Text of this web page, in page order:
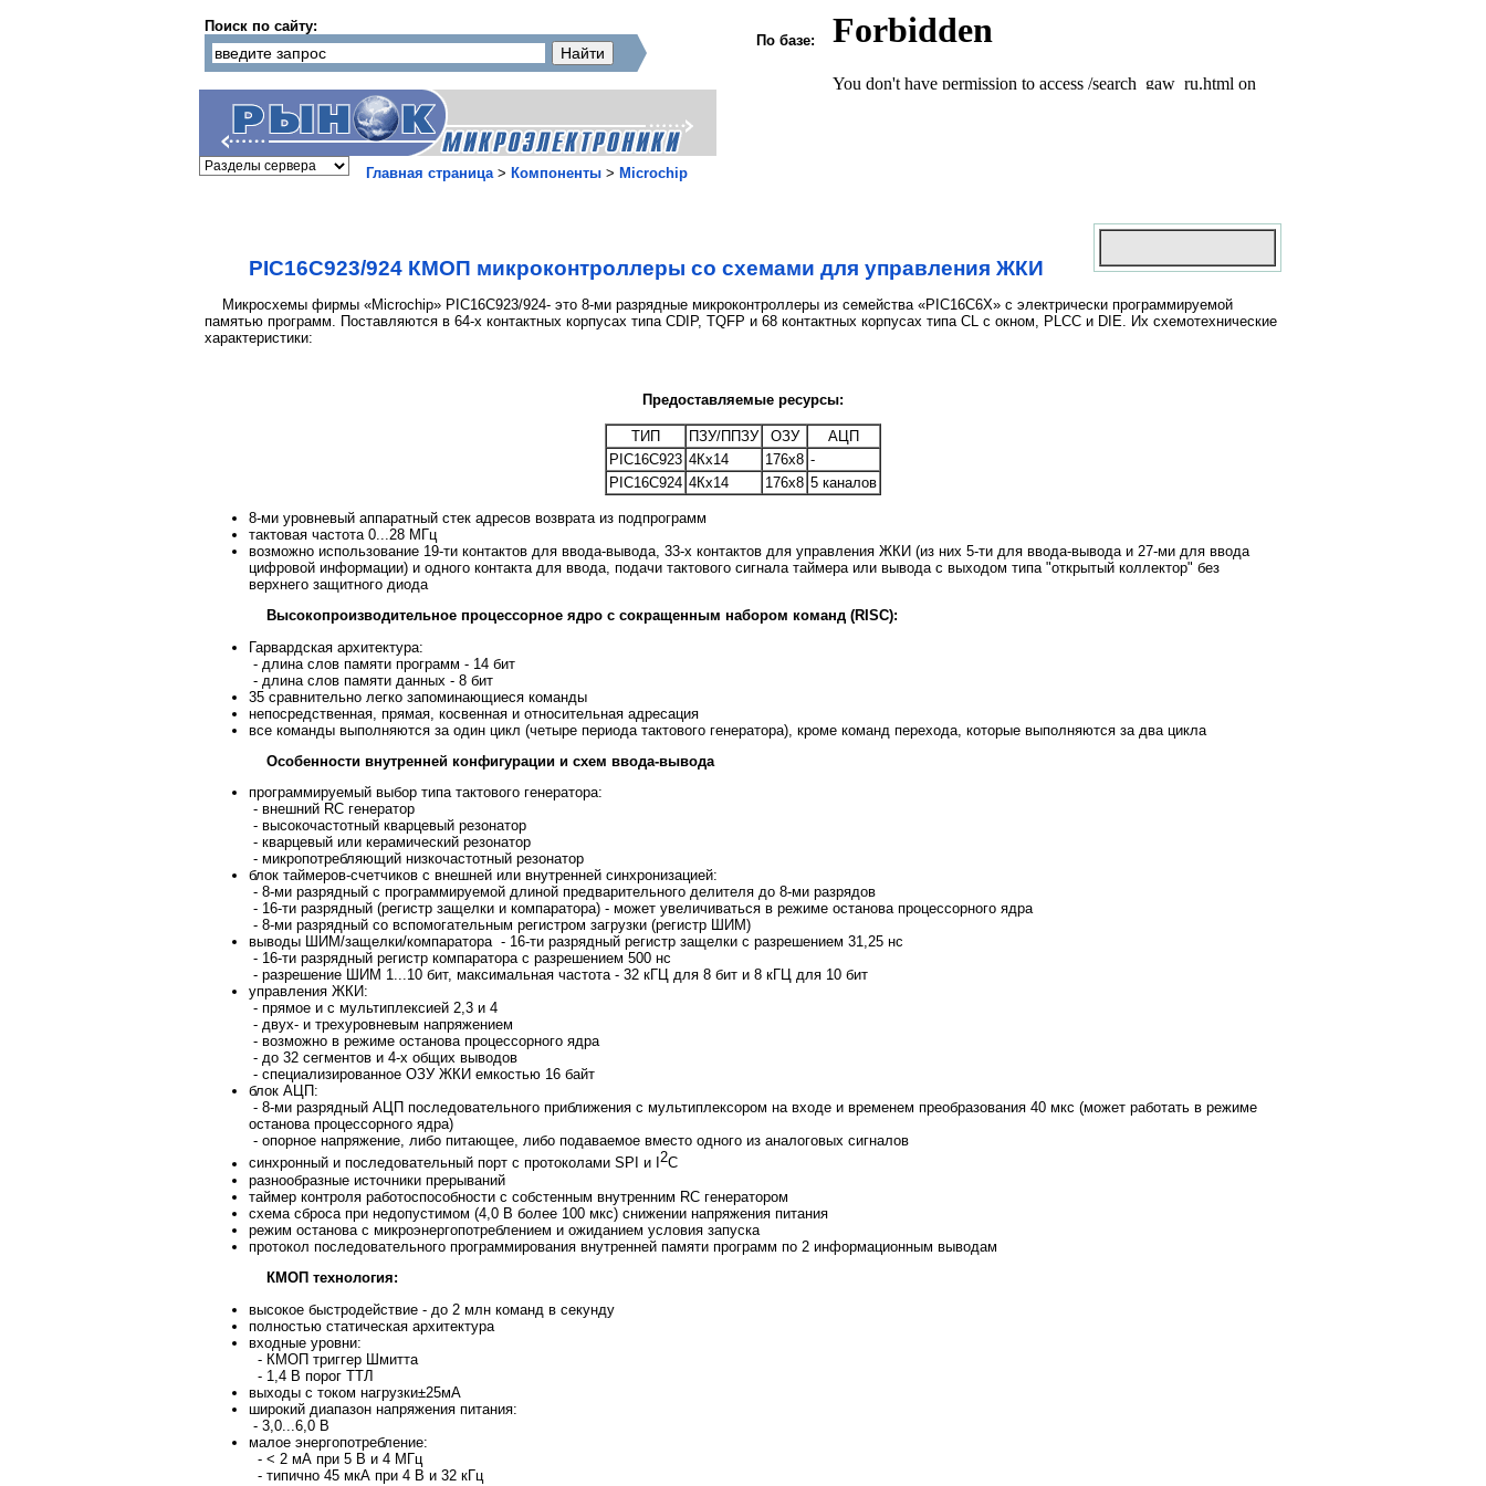
Поиск по сайту:
По базе:
Главная страница> Компоненты > Microchip
PIC16C923/924 КМОП микроконтроллеры со схемами для управления ЖКИ
Микросхемы фирмы «Microchip» PIC16C923/924- это 8-ми разрядные микроконтроллеры из семейства «PIC16C6X» с электрически программируемой
памятью программ. Поставляются в 64-х контактных корпусах типа CDIP, TQFP и 68 контактных корпусах типа CL с окном, PLCC и DIE. Их схемотехнические
характеристики:
Предоставляемые ресурсы:
ТИП ПЗУ/ППЗУ ОЗУ
АЦП
PIC16C923 4Кх14 176х8 -
PIC16C924 4Кх14 176х8 5 каналов
8-ми уровневый аппаратный стек адресов возврата из подпрограмм
тактовая частота 0...28 МГц
возможно использование 19-ти контактов для ввода-вывода, 33-х контактов для управления ЖКИ (из них 5-ти для ввода-вывода и 27-ми для ввода
цифровой информации) и одного контакта для ввода, подачи тактового сигнала таймера или вывода с выходом типа "открытый коллектор" без
верхнего защитного диода
Высокопроизводительное процессорное ядро с сокращенным набором команд (RISC):
Гарвардская архитектура:
- длина слов памяти программ - 14 бит
- длина слов памяти данных - 8 бит
35 сравнительно легко запоминающиеся команды
непосредственная, прямая, косвенная и относительная адресация
все команды выполняются за один цикл (четыре периода тактового генератора), кроме команд перехода, которые выполняются за два цикла
Особенности внутренней конфигурации и схем ввода-вывода
программируемый выбор типа тактового генератора:
- внешний RC генератор
- высокочастотный кварцевый резонатор
- кварцевый или керамический резонатор
- микропотребляющий низкочастотный резонатор
блок таймеров-счетчиков с внешней или внутренней синхронизацией:
- 8-ми разрядный с программируемой длиной предварительного делителя до 8-ми разрядов
- 16-ти разрядный (регистр защелки и компаратора) - может увеличиваться в режиме останова процессорного ядра
- 8-ми разрядный со вспомогательным регистром загрузки (регистр ШИМ)
выводы ШИМ/защелки/компаратора - 16-ти разрядный регистр защелки с разрешением 31,25 нс
- 16-ти разрядный регистр компаратора с разрешением 500 нс
- разрешение ШИМ 1...10 бит, максимальная частота - 32 кГЦ для 8 бит и 8 кГЦ для 10 бит
управления ЖКИ:
- прямое и с мультиплексией 2,3 и 4
- двух- и трехуровневым напряжением
- возможно в режиме останова процессорного ядра
- до 32 сегментов и 4-х общих выводов
- специализированное ОЗУ ЖКИ емкостью 16 байт
блок АЦП:
- 8-ми разрядный АЦП последовательного приближения с мультиплексором на входе и временем преобразования 40 мкс (может работать в режиме
останова процессорного ядра)
- опорное напряжение, либо питающее, либо подаваемое вместо одного из аналоговых сигналов
синхронный и последовательный порт с протоколами SPI и I 2C
разнообразные источники прерываний
таймер контроля работоспособности с собстенным внутренним RC генератором
cхема сброса при недопустимом (4,0 В более 100 мкс) снижении напряжения питания
режим останова с микроэнергопотреблением и ожиданием условия запуска
протокол последовательного программирования внутренней памяти программ по 2 информационным выводам
КМОП технология:
высокое быстродействие - до 2 млн команд в секунду
полностью статическая архитектура
входные уровни:
- КМОП триггер Шмитта
- 1,4 В порог ТТЛ
выходы с током нагрузки±25мА
широкий диапазон напряжения питания:
- 3,0...6,0 В
малое энергопотребление:
- < 2 мА при 5 В и 4 МГц
- типично 45 мкА при 4 В и 32 кГц